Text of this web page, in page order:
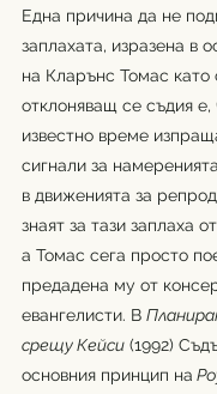
Една причина да не
заплахата, изразена в
на Кларънс Томас като
отклоняващ се съдия е,
известно време
сигнали за
в движенията за
знаят за тази заплаха
а Томас сега просто
предадена му от
евангелисти. В
срещу Кейси (1992)
основния принцип на